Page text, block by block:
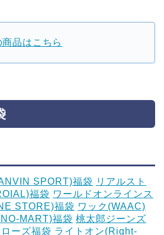
品はこちら
SPORT)福袋 リアルスト
福袋 ワールドオンラインス
STORE)福袋 ワック(WAAC)
MART)福袋 桃太郎ジーンズ
ーズ福袋 ライトオン(Right-